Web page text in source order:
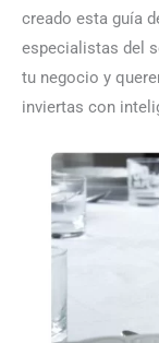
creado esta guía
especialistas del
tu negocio y
inviertas con